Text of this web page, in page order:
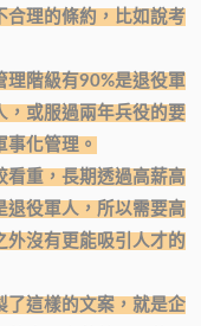
合理的條約，比如說考
理階級有90%是退役軍
，或服過兩年兵役的要
化管理。
看重，長期透過高薪高
退役軍人，所以需要高
外沒有更能吸引人才的
了這樣的文案，就是企